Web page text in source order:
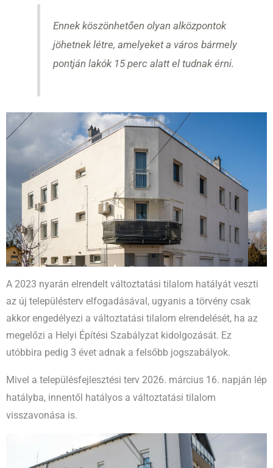
Ennek köszönhetően olyan alközpontok
jöhetnek létre, amelyeket a város bármely
pontján lakók 15 perc alatt el tudnak érni.
A 2023 nyarán elrendelt változtatási tilalom hatályát veszti
az új településterv elfogadásával, ugyanis a törvény csak
akkor engedélyezi a változtatási tilalom elrendelését, ha az
megelőzi a Helyi Építési Szabályzat kidolgozását. Ez
utóbbira pedig 3 évet adnak a felsőbb jogszabályok.
Mivel a településfejlesztési terv 2026. március 16. napján lép
hatályba, innentől hatályos a változtatási tilalom
visszavonása is.